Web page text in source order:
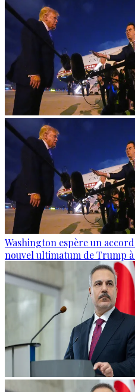
Washington espère un
nouvel ultimatum de Trump